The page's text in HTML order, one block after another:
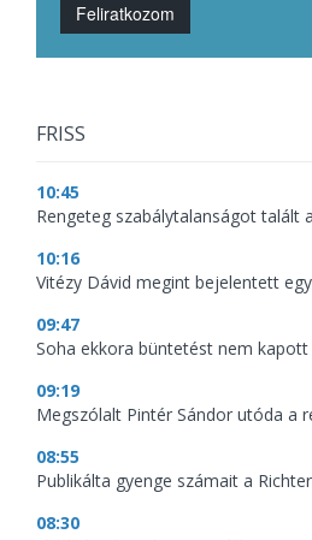
Feliratkozom
FRISS
10:45
Rengeteg szabálytalanságot talált
10:16
Vitézy Dávid megint bejelentett
09:47
Soha ekkora büntetést nem
09:19
Megszólalt Pintér Sándor utóda a
08:55
Publikálta gyenge számait a
08:30